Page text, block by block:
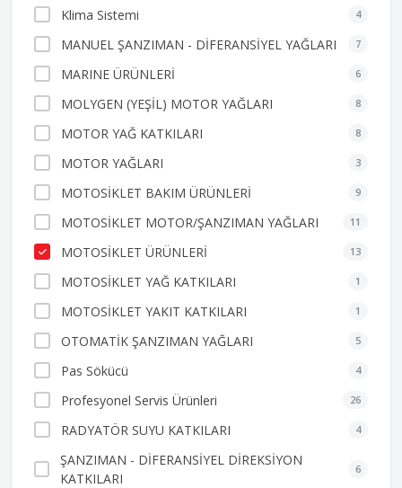
Klima Sistemi 4
MANUEL ŞANZIMAN - DİFERANSİYEL YAĞLARI 7
MARINE ÜRÜNLERİ 6
MOLYGEN (YEŞİL) MOTOR YAĞLARI 8
MOTOR YAĞ KATKILARI 8
MOTOR YAĞLARI 3
MOTOSİKLET BAKIM ÜRÜNLERİ 9
MOTOSİKLET MOTOR/ŞANZIMAN YAĞLARI 11
MOTOSİKLET ÜRÜNLERİ 13
MOTOSİKLET YAĞ KATKILARI 1
MOTOSİKLET YAKIT KATKILARI 1
OTOMATİK ŞANZIMAN YAĞLARI 5
Pas Sökücü 4
Profesyonel Servis Ürünleri 26
RADYATÖR SUYU KATKILARI 4
ŞANZIMAN - DİFERANSİYEL DİREKSİYON
KATKILARI
6